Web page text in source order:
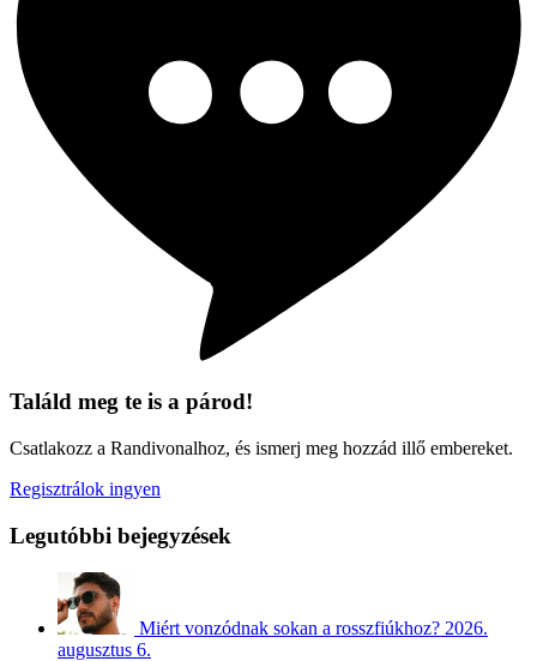
Találd meg te is a párod!
Csatlakozz a Randivonalhoz, és ismerj meg hozzád illő embereket.
Regisztrálok ingyen
Legutóbbi bejegyzések
Miért vonzódnak sokan a rosszfiúkhoz? 2026.
augusztus 6.